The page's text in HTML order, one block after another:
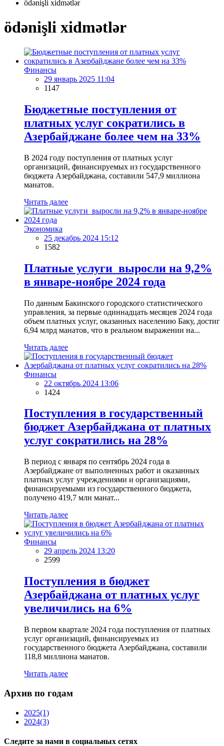
ödənişli xidmətlər
ödənişli xidmətlər
Финансы
29 январь 2025 11:04
1147
Бюджетные поступления от
платных услуг сократились в
Азербайджане более чем на 33%
В 2024 году поступления от платных услуг
организаций, финансируемых из государственного
бюджета Азербайджана, составили 547,9 миллиона
манатов.
Читать далее
Экономика
25 декабрь 2024 15:12
1582
Платные услуги выросли на 9,2%
в январе-ноябре 2024 года
По данным Бакинского городского статистического
управления, за первые одиннадцать месяцев 2024 года
объем платных услуг, оказанных населению Баку, достиг
6,94 млрд манатов, что в реальном выражении на...
Читать далее
Финансы
22 октябрь 2024 13:06
1424
Поступления в государственный
бюджет Азербайджана от платных
услуг сократились на 28%
В период с января по сентябрь 2024 года в
Азербайджане от выполненных работ и оказанных
платных услуг учреждениями и организациями,
финансируемыми из государственного бюджета,
получено 419,7 млн манат...
Читать далее
Финансы
29 апрель 2024 13:20
2599
Поступления в бюджет
Азербайджана от платных услуг
увеличились на 6%
В первом квартале 2024 года поступления от платных
услуг организаций, финансируемых из
государственного бюджета Азербайджана, составили
118,8 миллиона манатов.
Читать далее
Архив по годам
2025(1)
2024(3)
Следите за нами в социальных сетях